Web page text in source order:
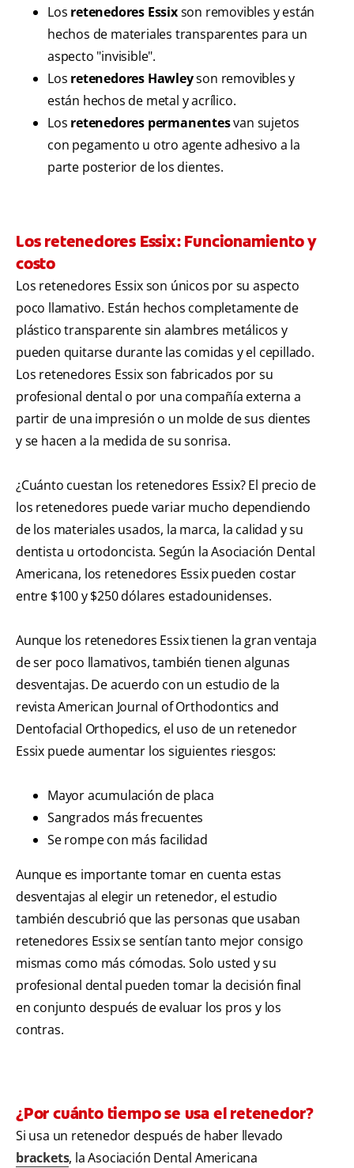
Los retenedores Essixson removibles y están
hechos de materiales transparentes para un
aspecto "invisible".
Los retenedores Hawleyson removibles y
están hechos de metal y acrílico.
Los retenedores permanentesvan sujetos
con pegamento u otro agente adhesivo a la
parte posterior de los dientes.
Los retenedores Essix: Funcionamiento y
costo
Los retenedores Essix son únicos por su aspecto
poco llamativo. Están hechos completamente de
plástico transparente sin alambres metálicos y
pueden quitarse durante las comidas y el cepillado.
Los retenedores Essix son fabricados por su
profesional dental o por una compañía externa a
partir de una impresión o un molde de sus dientes
y se hacen a la medida de su sonrisa.
¿Cuánto cuestan los retenedores Essix? El precio de
los retenedores puede variar mucho dependiendo
de los materiales usados, la marca, la calidad y su
dentista u ortodoncista. Según la Asociación Dental
Americana, los retenedores Essix pueden costar
entre $100 y $250 dólares estadounidenses.
Aunque los retenedores Essix tienen la gran ventaja
de ser poco llamativos, también tienen algunas
desventajas. De acuerdo con un estudio de la
revista American Journal of Orthodontics and
Dentofacial Orthopedics, el uso de un retenedor
Essix puede aumentar los siguientes riesgos:
Mayor acumulación de placa
Sangrados más frecuentes
Se rompe con más facilidad
Aunque es importante tomar en cuenta estas
desventajas al elegir un retenedor, el estudio
también descubrió que las personas que usaban
retenedores Essix se sentían tanto mejor consigo
mismas como más cómodas. Solo usted y su
profesional dental pueden tomar la decisión final
en conjunto después de evaluar los pros y los
contras.
¿Por cuánto tiempo se usa el retenedor?
Si usa un retenedor después de haber llevado
brackets, la Asociación Dental Americana